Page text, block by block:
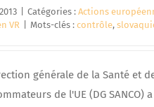
Catégories : Actions
VR
Mots-clés : contrôle,
générale de la Santé et
de l'UE (DG SANCO)